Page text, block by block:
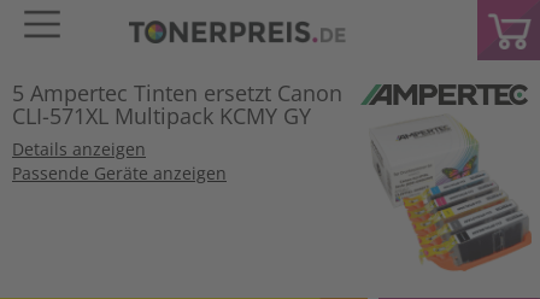
5 Ampertec Tinten ersetzt Canon
CLI-571XL Multipack KCMY GY
Details anzeigen
Passende Geräte anzeigen